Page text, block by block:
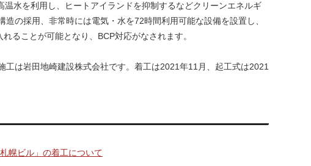
水を利用し、ヒートアイランドを抑制するなどクリーンエネルギ
の採用、非常時には電気・水を72時間利用可能な設備を設置し、
ることが可能となり、BCP対応がなされます。
は岩田地崎建設株式会社です。着工は2021年11月、起工式は2021
幌ビル」の着工について